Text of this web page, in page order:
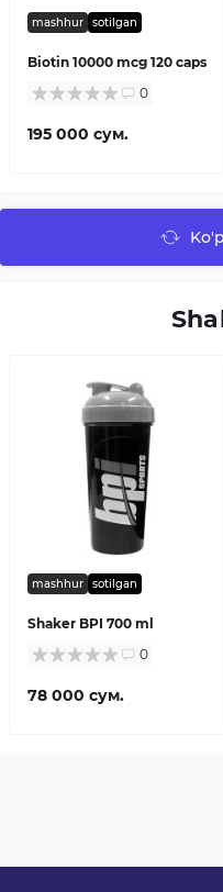
mashhur sotilgan
Biotin 10000 mcg 120 caps
0
195 000 сум.
mashhur sotilgan
Shaker BPI 700 ml
0
78 000 сум.